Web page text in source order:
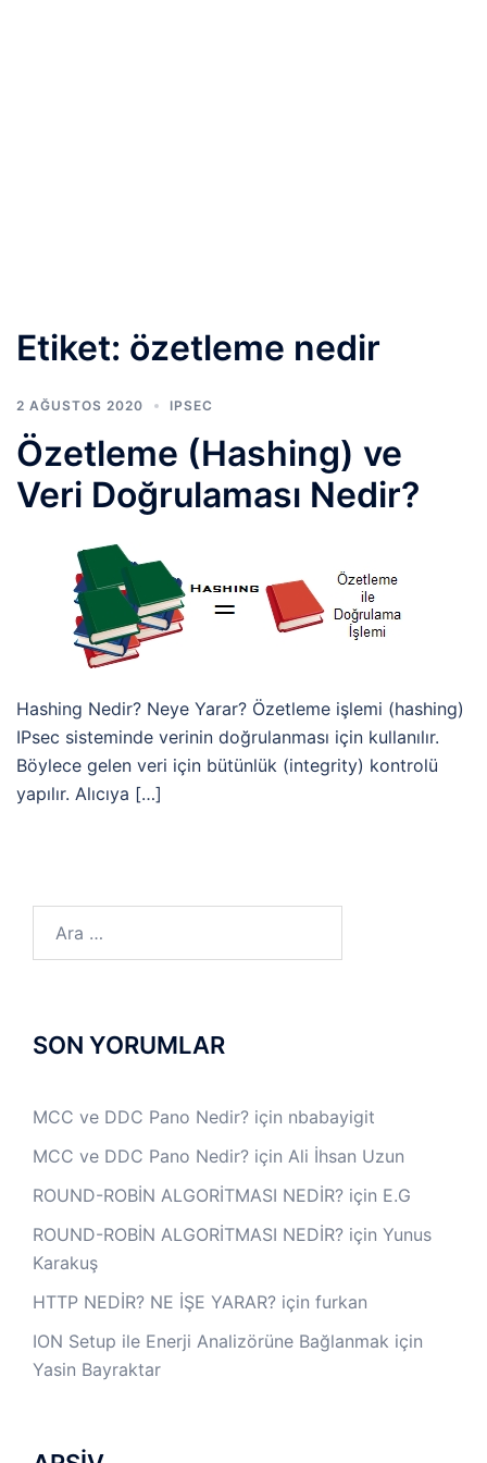
Etiket: özetleme nedir
2 AĞUSTOS 2020 IPSEC
Özetleme (Hashing) ve
Veri Doğrulaması Nedir?
Hashing Nedir? Neye Yarar? Özetleme işlemi (hashing)
IPsec sisteminde verinin doğrulanması için kullanılır.
Böylece gelen veri için bütünlük (integrity) kontrolü
yapılır. Alıcıya […]
SON YORUMLAR
MCC ve DDC Pano Nedir? için nbabayigit
MCC ve DDC Pano Nedir? için Ali İhsan Uzun
ROUND-ROBİN ALGORİTMASI NEDİR? için E.G
ROUND-ROBİN ALGORİTMASI NEDİR? için Yunus
Karakuş
HTTP NEDİR? NE İŞE YARAR? için furkan
ION Setup ile Enerji Analizörüne Bağlanmak için
Yasin Bayraktar